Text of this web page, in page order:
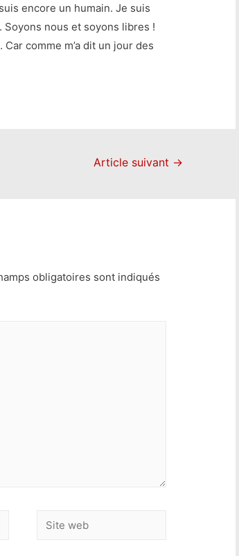
encore un humain. Je suis
nous et soyons libres !
comme m’a dit un jour des
Article suivant →
obligatoires sont indiqués
Site